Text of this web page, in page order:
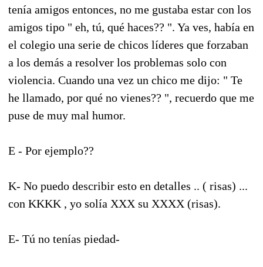
tenía amigos entonces, no me gustaba estar con los
amigos tipo " eh, tú, qué haces?? ". Ya ves, había en
el colegio una serie de chicos líderes que forzaban
a los demás a resolver los problemas solo con
violencia. Cuando una vez un chico me dijo: " Te
he llamado, por qué no vienes?? ", recuerdo que me
puse de muy mal humor.
E - Por ejemplo??
K- No puedo describir esto en detalles .. ( risas) ...
con KKKK , yo solía XXX su XXXX (risas).
E- Tú no tenías piedad-